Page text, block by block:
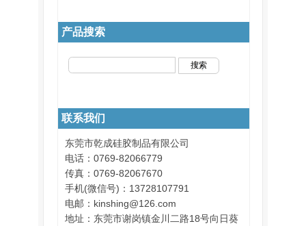
产品搜索
联系我们
东莞市乾成硅胶制品有限公司
电话：0769-82066779
传真：0769-82067670
手机(微信号)：13728107791
电邮：kinshing@126.com
地址：东莞市谢岗镇金川二路18号向日葵